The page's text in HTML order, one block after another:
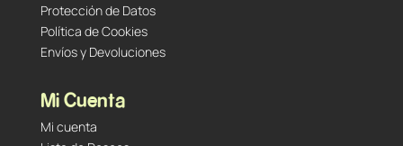
Protección de Datos
Política de Cookies
Envíos y Devoluciones
Mi Cuenta
Mi cuenta